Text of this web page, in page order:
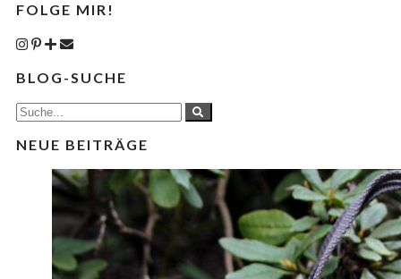
FOLGE MIR!
BLOG-SUCHE
NEUE BEITRÄGE